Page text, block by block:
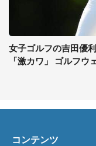
女子ゴルフの吉田優
「激カワ」 ゴルフ
コンテンツ